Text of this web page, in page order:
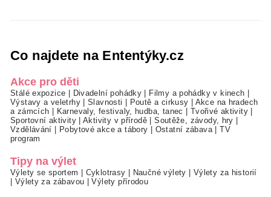
Co najdete na Ententýky.cz
Akce pro děti
Stálé expozice | Divadelní pohádky | Filmy a pohádky v kinech |
Výstavy a veletrhy|Slavnosti | Poutě a cirkusy | Akce na hradech
a zámcích | Karnevaly, festivaly, hudba, tanec | Tvořivé aktivity |
Sportovní aktivity|Aktivity v přírodě |Soutěže, závody, hry |
Vzdělávání | Pobytové akce a tábory | Ostatní zábava |TV
program
Tipy na výlet
Výlety se sportem | Cyklotrasy | Naučné výlety | Výlety za historií
| Výlety za zábavou |Výlety přírodou